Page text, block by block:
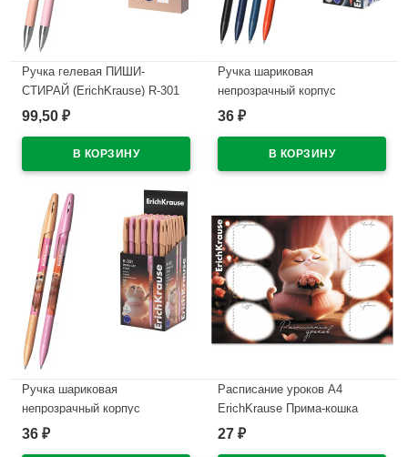
Ручка гелевая ПИШИ-
СТИРАЙ (ErichKrause) R-301
Магия Френч (Magic Frenchie)
99,50 ₽
Ручка шариковая
непрозрачный корпус
(ErichKrause) Техно Дино
арт.65178 (Ст.50)
36 ₽
Ручка шариковая
непрозрачный корпус
(ErichKrause) Прима-кошка
36 ₽
Расписание уроков А4
ErichKrause Прима-кошка
арт.65307
27 ₽